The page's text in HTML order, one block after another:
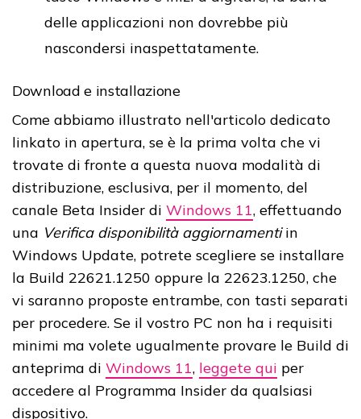
delle applicazioni non dovrebbe più
nascondersi inaspettatamente.
Download e installazione
Come abbiamo illustrato nell'articolo dedicato
linkato in apertura, se è la prima volta che vi
trovate di fronte a questa nuova modalità di
distribuzione, esclusiva, per il momento, del
canale Beta Insider di Windows 11, effettuando
una Verifica disponibilità aggiornamentiin
Windows Update, potrete scegliere se installare
la Build 22621.1250 oppure la 22623.1250, che
vi saranno proposte entrambe, con tasti separati
per procedere. Se il vostro PC non ha i requisiti
minimi ma volete ugualmente provare le Build di
anteprima di Windows 11, leggete qui per
accedere al Programma Insider da qualsiasi
dispositivo.